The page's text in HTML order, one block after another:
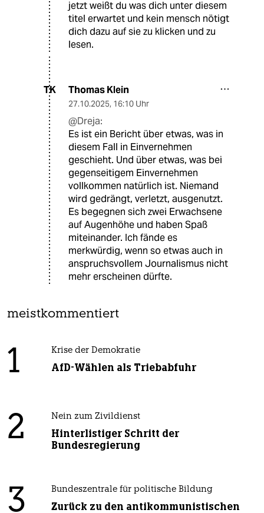
jetzt weißt du was dich unter diesem
titel erwartet und kein mensch nötigt
dich dazu auf sie zu klicken und zu
lesen.
TK Thomas Klein
27.10.2025, 16:10 Uhr
@Dreja:
Es ist ein Bericht über etwas, was in
diesem Fall in Einvernehmen
geschieht. Und über etwas, was bei
gegenseitigem Einvernehmen
vollkommen natürlich ist. Niemand
wird gedrängt, verletzt, ausgenutzt.
Es begegnen sich zwei Erwachsene
auf Augenhöhe und haben Spaß
miteinander. Ich fände es
merkwürdig, wenn so etwas auch in
anspruchsvollem Journalismus nicht
mehr erscheinen dürfte.
meistkommentiert
1 Krise der Demokratie
AfD-Wählen als Triebabfuhr
2 Nein zum Zivildienst
Hinterlistiger Schritt der
Bundesregierung
3 Bundeszentrale für politische Bildung
Zurück zu den antikommunistischen